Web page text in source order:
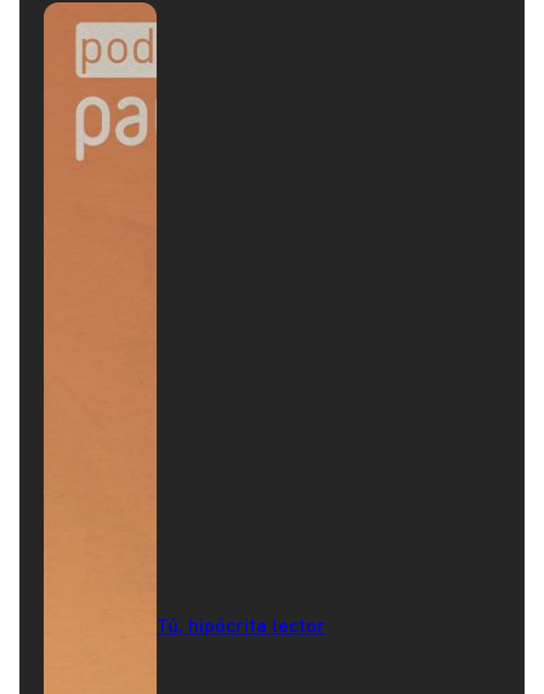
Tú, hipócrita lector